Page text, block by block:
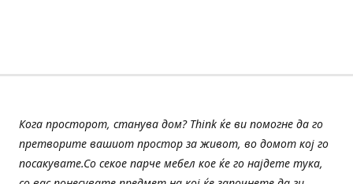
Кога просторот, станува дом? Think ќе ви помогне да го
претворите вашиот простор за живот, во домот кој го
посакувате.Со секое парче мебел кое ќе го најдете тука,